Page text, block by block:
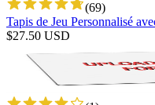
(69)
Tapis de Jeu Personnalisé
$27.50 USD